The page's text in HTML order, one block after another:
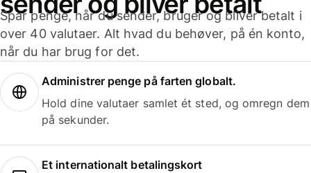
Spar penge, når du sender, bruger og bliver betalt i
over 40 valutaer. Alt hvad du behøver, på én konto,
når du har brug for det.
Administrer penge på farten globalt.
Hold dine valutaer samlet ét sted, og omregn dem
på sekunder.
Et internationalt betalingskort